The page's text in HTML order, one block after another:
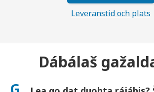
Leveranstid och plats
Dábálaš